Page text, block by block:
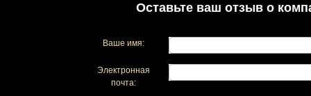
Оставьте ваш отзыв о
Ваше имя:
Электронная
почта: